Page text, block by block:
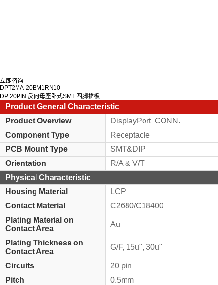
立即咨询
DPT2MA-20BM1RN10
DP 20PIN 反向母座卧式SMT 四脚插板
Product General Characteristic
Product Overview
DisplayPort CONN.
Component Type
Receptacle
PCB Mount Type
SMT&DIP
Orientation
R/A & V/T
Physical Characteristic
Housing Material
LCP
Contact Material
C2680/C18400
Plating Material on
Contact Area
Au
Plating Thickness on
Contact Area
G/F, 15u", 30u"
Circuits
20 pin
Pitch
0.5mm